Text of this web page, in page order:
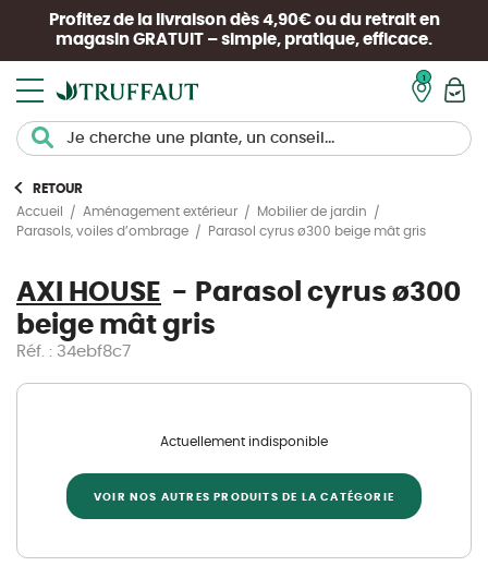
Profitez de la livraison dès 4,90€ ou du retrait en
magasin GRATUIT – simple, pratique, efficace.
RETOUR
Accueil
Aménagement extérieur
Mobilier de jardin
Parasols, voiles d’ombrage
Parasol cyrus ø300 beige mât gris
AXI HOUSE
Parasol cyrus ø300
beige mât gris
Réf. : 34ebf8c7
Actuellement indisponible
VOIR NOS AUTRES PRODUITS DE LA CATÉGORIE